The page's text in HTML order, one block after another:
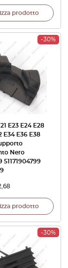
prodotto
-30%
E23 E24 E28
E34 E36 E38
Nero
51171904799
prodotto
-30%